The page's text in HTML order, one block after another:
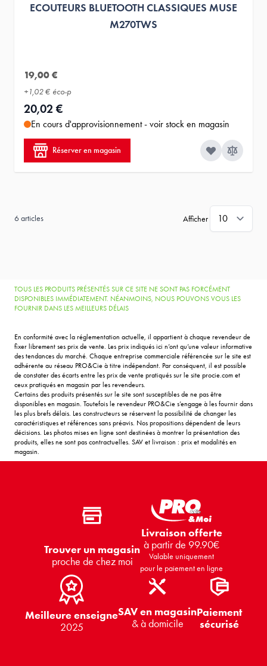
ECOUTEURS BLUETOOTH CLASSIQUES MUSE
M270TWS
19,00 €
+1,02 € éco-p
20,02 €
En cours d'approvisionnement - voir stock en magasin
Réserver en magasin
6 articles Afficher
TOUS LES PRODUITS PRÉSENTÉS SUR CE SITE NE SONT PAS FORCÉMENT
DISPONIBLES IMMÉDIATEMENT. NÉANMOINS, NOUS POUVONS VOUS LES
FOURNIR DANS LES MEILLEURS DÉLAIS
En conformité avec la réglementation actuelle, il appartient à chaque revendeur de
fixer librement ses prix de vente. Les prix indiqués ici n’ont qu’une valeur informative
des tendances du marché. Chaque entreprise commerciale référencée sur le site est
adhérente au réseau PRO&Cie à titre indépendant. Par conséquent, il est possible
de constater des écarts entre les prix de vente pratiqués sur le site procie.com et
ceux pratiqués en magasin par les revendeurs.
Certains des produits présentés sur le site sont susceptibles de ne pas être
disponibles en magasin. Toutefois le revendeur PRO&Cie s’engage à les fournir dans
les plus brefs délais. Les constructeurs se réservent la possibilité de changer les
caractéristiques et références sans préavis. Nos propositions dépendent de leurs
décisions. Les photos mises en ligne sont destinées à montrer la présentation des
produits, elles ne sont pas contractuelles. SAV et livraison : prix et modalités en
magasin.
Trouver un magasin
proche de chez moi
Livraison offerte
à partir de 99.90€
Valable uniquement
pour le paiement en ligne
Meilleure enseigne
2025
SAV en magasin
& à domicile
Paiement
sécurisé